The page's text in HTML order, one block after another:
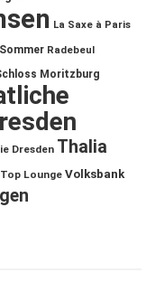
La Saxe à Paris
Radebeul
Moritzburg
Dresden Thalia
Top Lounge Volksbank